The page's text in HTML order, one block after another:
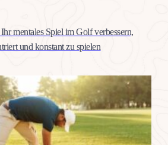
mentales Spiel im Golf verbessern,
und konstant zu spielen